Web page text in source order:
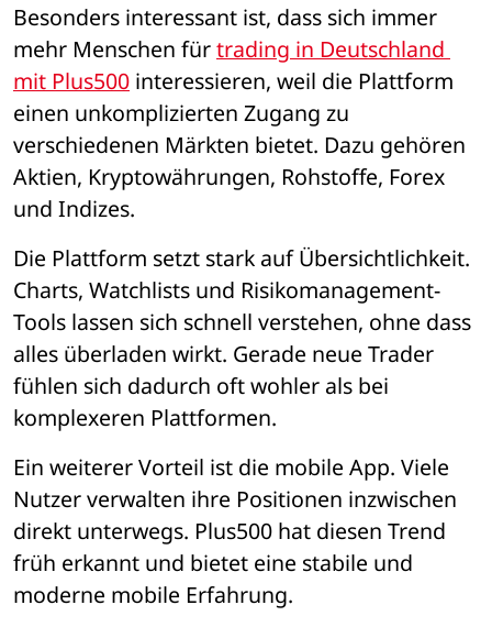
Besonders interessant ist, dass sich immer
mehr Menschen für trading in Deutschland
mit Plus500 interessieren, weil die Plattform
einen unkomplizierten Zugang zu
verschiedenen Märkten bietet. Dazu gehören
Aktien, Kryptowährungen, Rohstoffe, Forex
und Indizes.
Die Plattform setzt stark auf Übersichtlichkeit.
Charts, Watchlists und Risikomanagement-
Tools lassen sich schnell verstehen, ohne dass
alles überladen wirkt. Gerade neue Trader
fühlen sich dadurch oft wohler als bei
komplexeren Plattformen.
Ein weiterer Vorteil ist die mobile App. Viele
Nutzer verwalten ihre Positionen inzwischen
direkt unterwegs. Plus500 hat diesen Trend
früh erkannt und bietet eine stabile und
moderne mobile Erfahrung.